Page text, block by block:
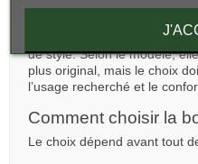
Les teintes plus marquées
d’autres couleurs fantaisie
de style. Selon le modèle,
plus original, mais le choix
l’usage recherché et le
Comment choisir la
Le choix dépend avant tout